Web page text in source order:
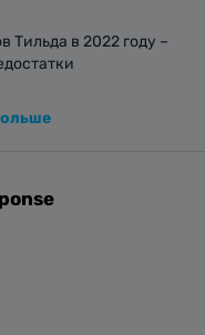
Тильда в 2022 году –